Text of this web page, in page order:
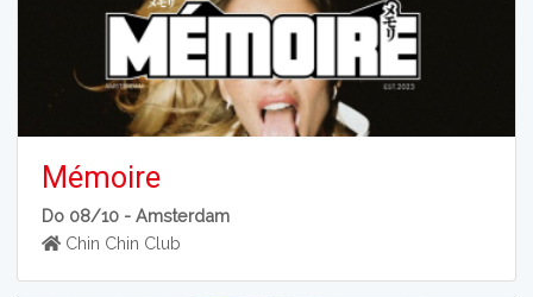
Mémoire
Do 08/10 -Amsterdam
Chin Chin Club